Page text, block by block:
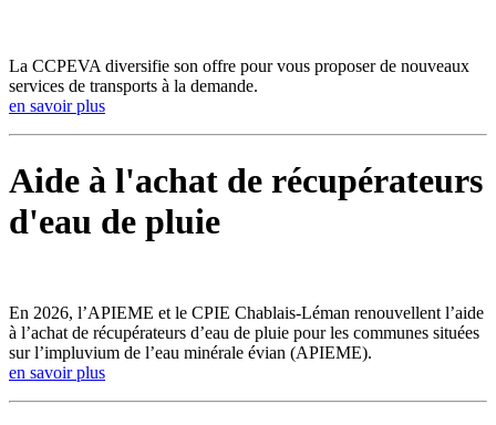
La CCPEVA diversifie son offre pour vous proposer de nouveaux
services de transports à la demande.
en savoir plus
Aide à l'achat de récupérateurs
d'eau de pluie
En 2026, l’APIEME et le CPIE Chablais-Léman renouvellent l’aide
à l’achat de récupérateurs d’eau de pluie pour les communes situées
sur l’impluvium de l’eau minérale évian (APIEME).
en savoir plus